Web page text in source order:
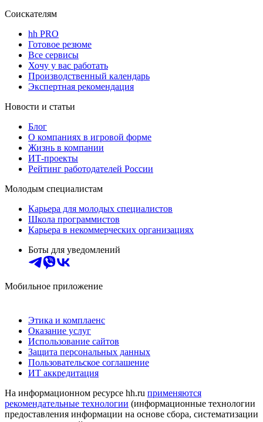
Соискателям
hh PRO
Готовое резюме
Все сервисы
Хочу у вас работать
Производственный календарь
Экспертная рекомендация
Новости и статьи
Блог
О компаниях в игровой форме
Жизнь в компании
ИТ-проекты
Рейтинг работодателей России
Молодым специалистам
Карьера для молодых специалистов
Школа программистов
Карьера в некоммерческих организациях
Боты для уведомлений
Мобильное приложение
Этика и комплаенс
Оказание услуг
Использование сайтов
Защита персональных данных
Пользовательское соглашение
ИТ аккредитация
На информационном ресурсе hh.ru применяются
рекомендательные технологии (информационные технологии
предоставления информации на основе сбора, систематизации